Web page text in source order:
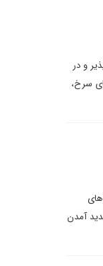
و در
سرخ،
آمدن